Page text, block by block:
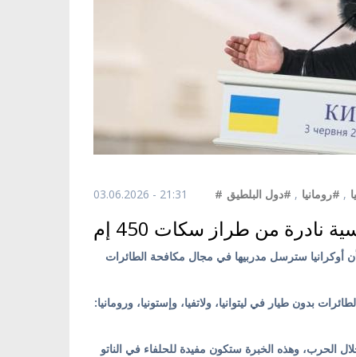
03.06.2026 - 21:31 , #رومانيا , #دول البلطيق
من طراز سكات 450 إم
أوكرانيا سترسل مدربيها في مجال مكافحة الطائرات
بدون طيار في ليتوانيا، ولاتفيا، وإستونيا، ورومانيا:
الحرب، وهذه الخبرة ستكون مفيدة للحلفاء في الناتو